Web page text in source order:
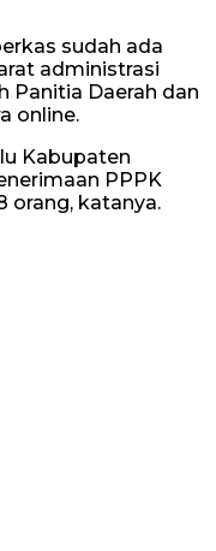
sudah ada
administrasi
Panitia Daerah dan
online.
Kabupaten
PPPK
orang, katanya.